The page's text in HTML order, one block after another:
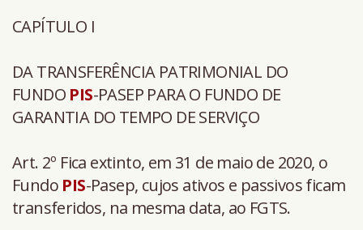
CAPÍTULO I
DA TRANSFERÊNCIA PATRIMONIAL DO
FUNDO PIS-PASEP PARA O FUNDO DE
GARANTIA DO TEMPO DE SERVIÇO
Art. 2º Fica extinto, em 31 de maio de 2020, o
Fundo PIS-Pasep, cujos ativos e passivos ficam
transferidos, na mesma data, ao FGTS.